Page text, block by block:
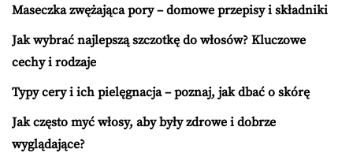
Maseczka zwężająca pory – domowe przepisy i składniki
Jak wybrać najlepszą szczotkę do włosów? Kluczowe
cechy i rodzaje
Typy cery i ich pielęgnacja – poznaj, jak dbać o skórę
Jak często myć włosy, aby były zdrowe i dobrze
wyglądające?